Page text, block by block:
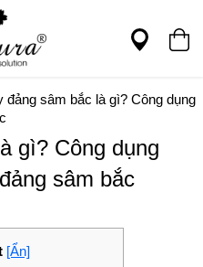
đảng sâm bắc là gì? Công dụng
gì? Công dụng
sâm bắc
[Ẩn]